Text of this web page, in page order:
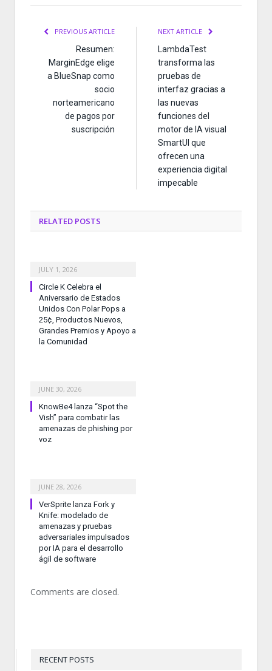
PREVIOUS ARTICLE
Resumen:
MarginEdge elige
a BlueSnap como
socio
norteamericano
de pagos por
suscripción
NEXT ARTICLE
LambdaTest
transforma las
pruebas de
interfaz gracias a
las nuevas
funciones del
motor de IA visual
SmartUI que
ofrecen una
experiencia digital
impecable
RELATED POSTS
JULY 1, 2026
Circle K Celebra el
Aniversario de Estados
Unidos Con Polar Pops a
25¢, Productos Nuevos,
Grandes Premios y Apoyo a
la Comunidad
JUNE 30, 2026
KnowBe4 lanza “Spot the
Vish” para combatir las
amenazas de phishing por
voz
JUNE 28, 2026
VerSprite lanza Fork y
Knife: modelado de
amenazas y pruebas
adversariales impulsados
por IA para el desarrollo
ágil de software
Comments are closed.
RECENT POSTS